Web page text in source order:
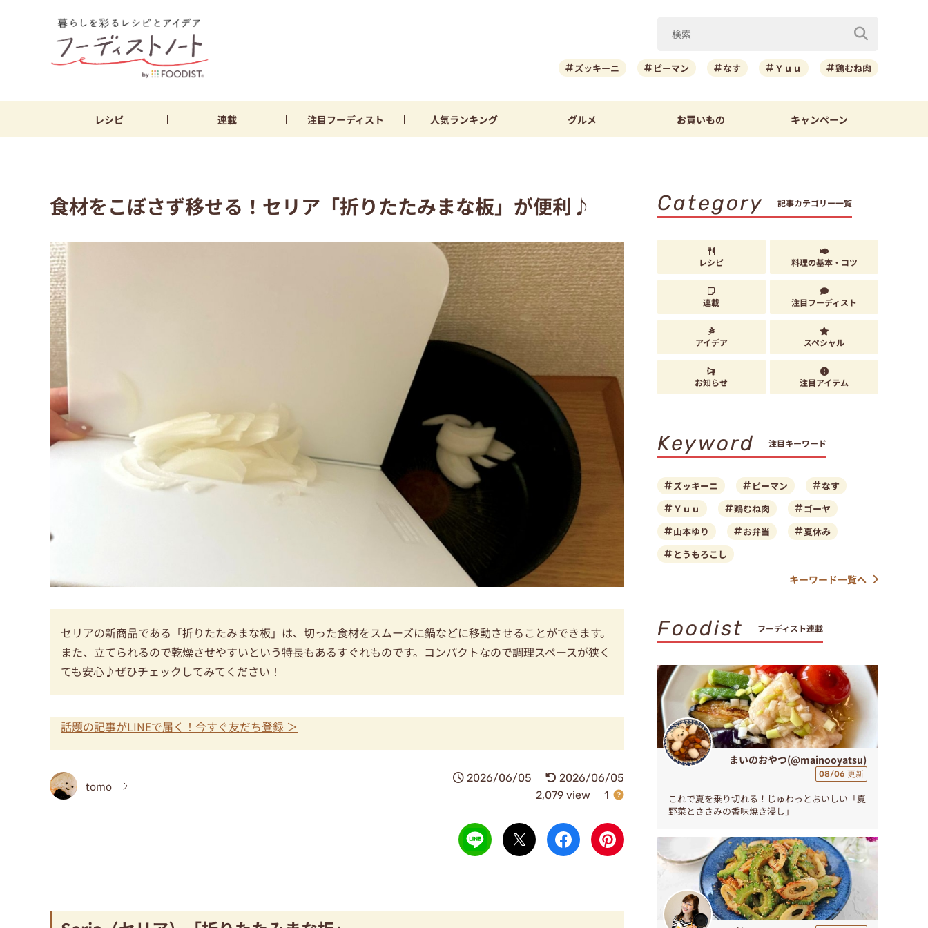
ズッキーニ ピーマン なす Ｙｕｕ 鶏むね肉
レシピ 連載 注目フーディスト 人気ランキング グルメ お買いもの キャンペーン
食材をこぼさず移せる！セリア「折りたたみまな板」が便利♪
セリアの新商品である「折りたたみまな板」は、切った食材をスムーズに鍋などに移動させることができます。
また、立てられるので乾燥させやすいという特長もあるすぐれものです。コンパクトなので調理スペースが狭く
ても安心♪ぜひチェックしてみてください！
話題の記事がLINEで届く！今すぐ友だち登録 ＞
tomo
2026/06/05
2026/06/05
2,079 view
1
Category 記事カテゴリー一覧
レシピ 料理の基本・コツ
連載 注目フーディスト
アイデア スペシャル
お知らせ 注目アイテム
Keyword 注目キーワード
ズッキーニ ピーマン
なす
Ｙｕｕ
鶏むね肉
ゴーヤ
山本ゆり
お弁当
夏休み
とうもろこし
キーワード一覧へ
Foodist フーディスト連載
まいのおやつ(@mainooyatsu)
08/06 更新
これで夏を乗り切れる！じゅわっとおいしい「夏
野菜とささみの香味焼き浸し」